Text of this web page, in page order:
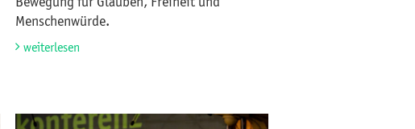
Menschenwürde.
weiterlesen